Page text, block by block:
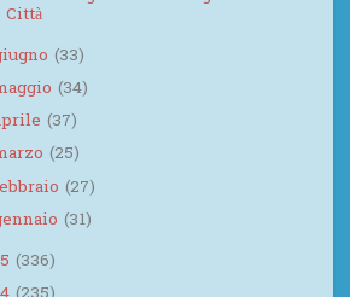
Città
(33)
(34)
(37)
(25)
(27)
(31)
(336)